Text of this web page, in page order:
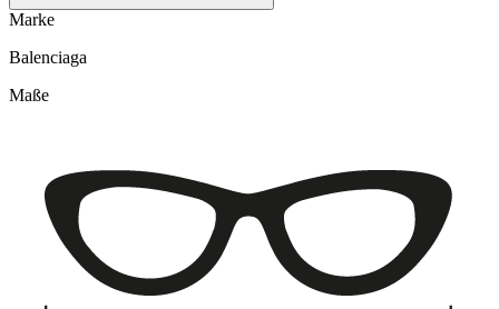
Marke
Balenciaga
Maße